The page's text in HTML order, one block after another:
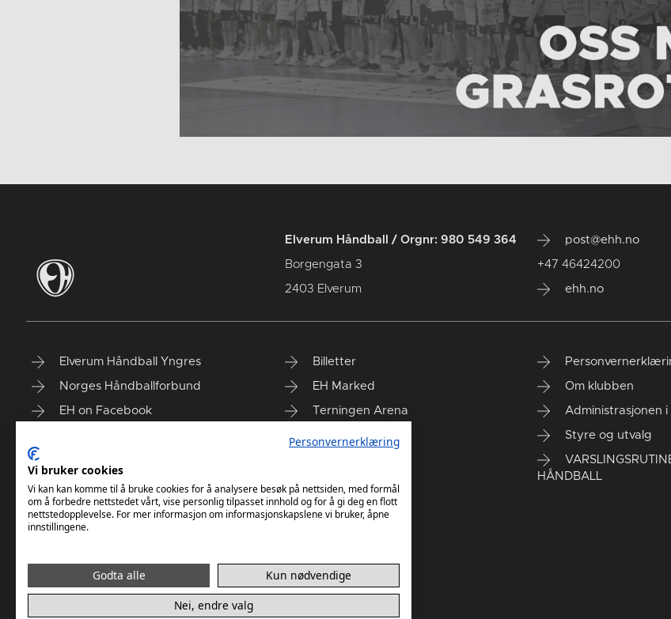
Elverum Håndball / Orgnr: 980 549 364
Borgengata 3
2403 Elverum
post@ehh.no
+47 46424200
ehh.no
Elverum Håndball Yngres
Norges Håndballforbund
EH on Facebook
Billetter
EH Marked
Terningen Arena
Finn vårt kontor
Om klubben
Administrasjonen i
Styre og utvalg
HÅNDBALL
Personvernerklæring
Vi bruker cookies
Vi kan kan komme til å bruke cookies for å analysere besøk på nettsiden, med formål
om å forbedre nettstedet vårt, vise personlig tilpasset innhold og for å gi deg en flott
nettstedopplevelse. For mer informasjon om informasjonskapslene vi bruker, åpne
innstillingene.
Godta alle
Kun nødvendige
Nei, endre valg